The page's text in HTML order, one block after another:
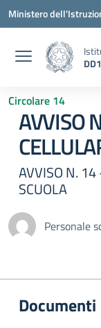
Vai ai contenuti
Vai al menu di
Vai al footer
Ministero
Circolare 14
AVVISO
AVVISO N. 14
SCUOLA
Personale
Documenti